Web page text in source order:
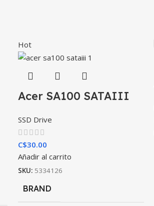
Hot
Acer SA100 SATAIII
SSD Drive
C$30.00
Añadir al carrito
SKU: 5334126
BRAND